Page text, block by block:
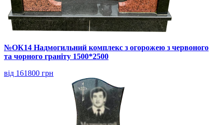
№ОК14 Надмогильний комплекс з огорожею з червоного
та чорного граніту 1500*2500
від 161800 грн